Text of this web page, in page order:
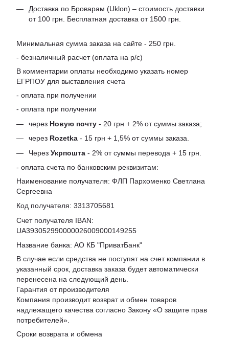
Доставка по Броварам (Uklon) – стоимость доставки
от 100 грн. Бесплатная доставка от 1500 грн.
Минимальная сумма заказа на сайте - 250 грн.
- безналичный расчет (оплата на р/с)
В комментарии оплаты необходимо указать номер
ЕГРПОУ для выставления счета
- оплата при получении
- оплата при получении
через Новую почту - 20 грн + 2% от суммы заказа;
через Rozetka - 15 грн + 1,5% от суммы заказа.
Через Укрпошта - 2% от суммы перевода + 15 грн.
- оплата счета по банковским реквизитам:
Наименование получателя: ФЛП Пархоменко Светлана
Сергеевна
Код получателя: 3313705681
Счет получателя IBAN:
UA393052990000026009000149255
Название банка: АО КБ "ПриватБанк"
В случае если средства не поступят на счет компании в
указанный срок, доставка заказа будет автоматически
перенесена на следующий день.
Гарантия от производителя
Компания производит возврат и обмен товаров
надлежащего качества согласно Закону «О защите прав
потребителей».
Сроки возврата и обмена